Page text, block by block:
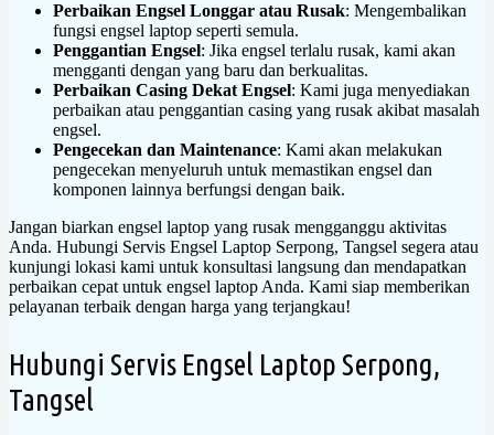
Perbaikan Engsel Longgar atau Rusak: Mengembalikan
fungsi engsel laptop seperti semula.
Penggantian Engsel: Jika engsel terlalu rusak, kami akan
mengganti dengan yang baru dan berkualitas.
Perbaikan Casing Dekat Engsel: Kami juga menyediakan
perbaikan atau penggantian casing yang rusak akibat masalah
engsel.
Pengecekan dan Maintenance: Kami akan melakukan
pengecekan menyeluruh untuk memastikan engsel dan
komponen lainnya berfungsi dengan baik.
Jangan biarkan engsel laptop yang rusak mengganggu aktivitas
Anda. Hubungi Servis Engsel Laptop Serpong, Tangsel segera atau
kunjungi lokasi kami untuk konsultasi langsung dan mendapatkan
perbaikan cepat untuk engsel laptop Anda. Kami siap memberikan
pelayanan terbaik dengan harga yang terjangkau!
Hubungi Servis Engsel Laptop Serpong,
Tangsel